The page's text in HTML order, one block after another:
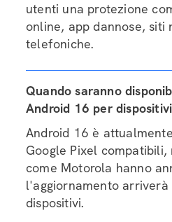
utenti una protezione
online, app dannose,
telefoniche.
Quando saranno
Android 16 per
Android 16 è
Google Pixel
come Motorola hanno
l'aggiornamento
dispositivi.